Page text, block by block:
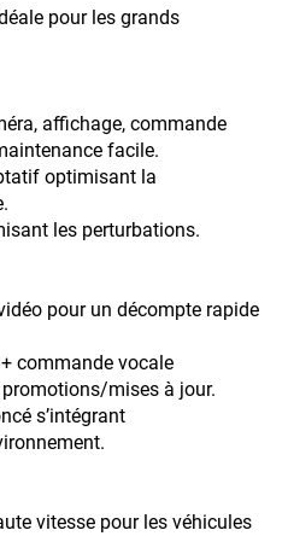
pour les grands
affichage, commande
facile.
optimisant la
les perturbations.
pour un décompte rapide
commande vocale
mises à jour.
s’intégrant
vitesse pour les véhicules